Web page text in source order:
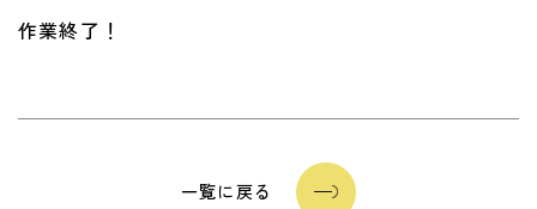
作業終了！
一覧に戻る